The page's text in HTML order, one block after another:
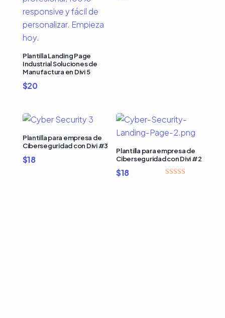
Plantilla Landing Page
Industrial Soluciones de
Manufactura en Divi 5
$20
Plantilla para empresa de
Ciberseguridad con Divi #3
$18
Plantilla para empresa de
Ciberseguridad con Divi #2
$18